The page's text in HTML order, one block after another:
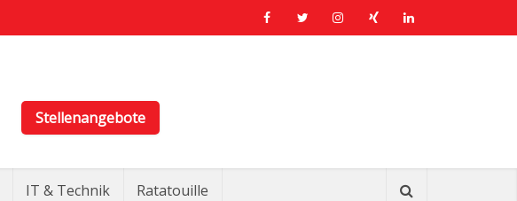
IT & Technik Ratatouille
Stellenangebote